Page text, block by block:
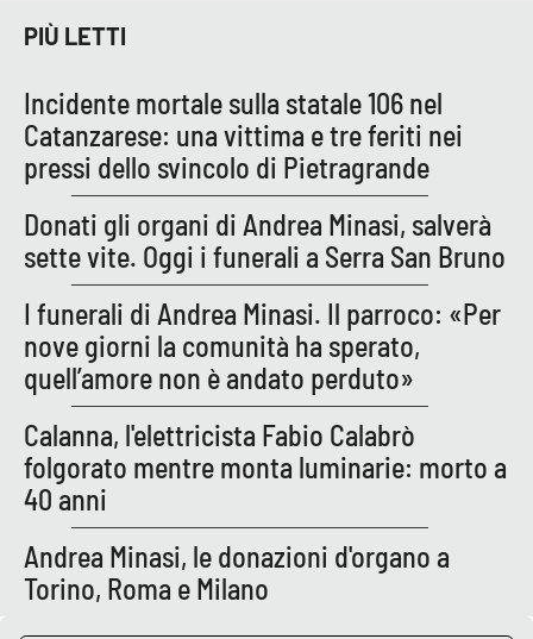
LA
CALABRIAVISIONE
Destinazioni
Eventi
Food
Storie
LAC
NETWORK
Lacplay.it
Lactv.it
PIÙ LETTI
Incidente mortale sulla statale 106 nel
Catanzarese: una vittima e tre feriti nei
pressi dello svincolo di Pietragrande
Donati gli organi di Andrea Minasi, salverà
sette vite. Oggi i funerali a Serra San Bruno
I funerali di Andrea Minasi. Il parroco: «Per
nove giorni la comunità ha sperato,
quell’amore non è andato perduto»
Calanna, l'elettricista Fabio Calabrò
folgorato mentre monta luminarie: morto a
40 anni
Andrea Minasi, le donazioni d'organo a
Torino, Roma e Milano